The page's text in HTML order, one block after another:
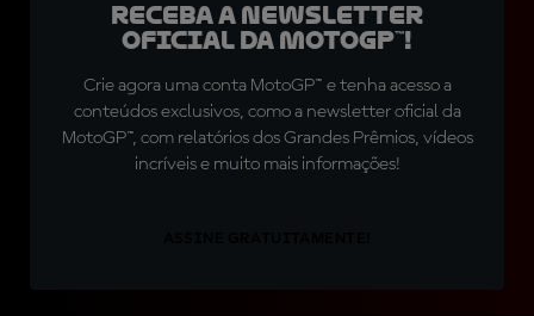
Receba a newsletter
oficial da MotoGP™!
Crie agora uma conta MotoGP™ e tenha acesso a
conteúdos exclusivos, como a newsletter oficial da
MotoGP™, com relatórios dos Grandes Prêmios, vídeos
incríveis e muito mais informações!